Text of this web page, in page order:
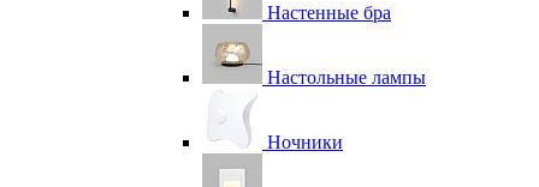
Настенные бра
Настольные лампы
Ночники